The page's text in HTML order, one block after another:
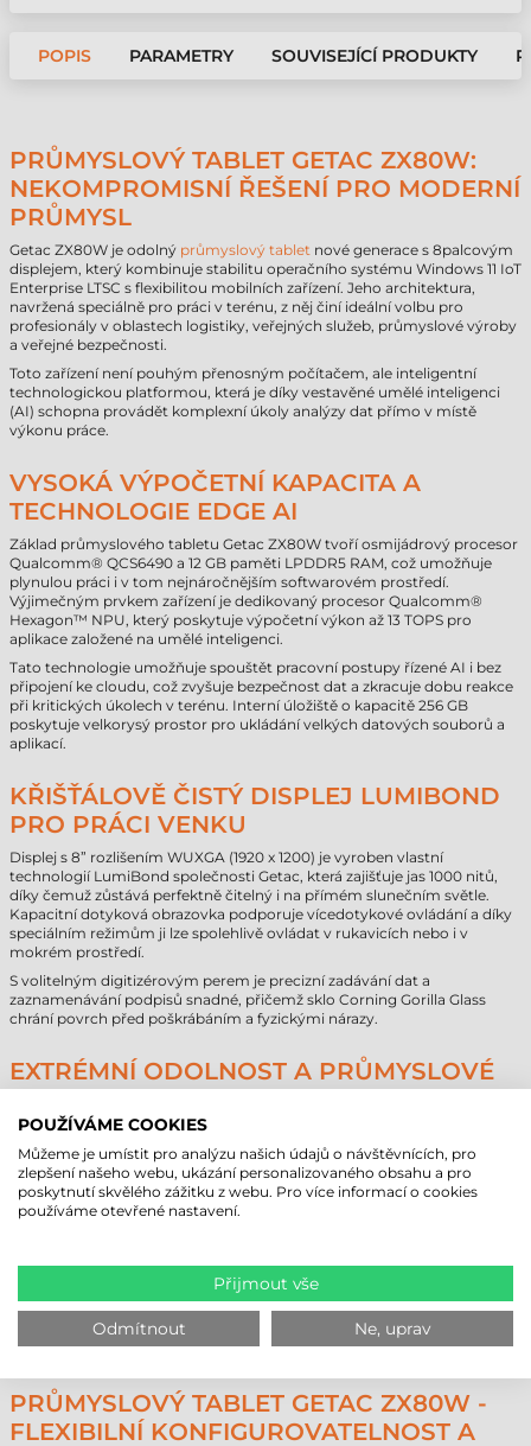
POPIS PARAMETRY SOUVISEJÍCÍ PRODUKTY
PRŮMYSLOVÝ TABLET GETAC ZX80W:
NEKOMPROMISNÍ ŘEŠENÍ PRO MODERNÍ
PRŮMYSL
Getac ZX80W je odolný průmyslový tablet nové generace s 8palcovým
displejem, který kombinuje stabilitu operačního systému Windows 11 IoT
Enterprise LTSC s flexibilitou mobilních zařízení. Jeho architektura,
navržená speciálně pro práci v terénu, z něj činí ideální volbu pro
profesionály v oblastech logistiky, veřejných služeb, průmyslové výroby
a veřejné bezpečnosti.
Toto zařízení není pouhým přenosným počítačem, ale inteligentní
technologickou platformou, která je díky vestavěné umělé inteligenci
(AI) schopna provádět komplexní úkoly analýzy dat přímo v místě
výkonu práce.
VYSOKÁ VÝPOČETNÍ KAPACITA A
TECHNOLOGIE EDGE AI
Základ průmyslového tabletu Getac ZX80W tvoří osmijádrový procesor
Qualcomm® QCS6490 a 12 GB paměti LPDDR5 RAM, což umožňuje
plynulou práci i v tom nejnáročnějším softwarovém prostředí.
Výjimečným prvkem zařízení je dedikovaný procesor Qualcomm®
Hexagon™ NPU, který poskytuje výpočetní výkon až 13 TOPS pro
aplikace založené na umělé inteligenci.
Tato technologie umožňuje spouštět pracovní postupy řízené AI i bez
připojení ke cloudu, což zvyšuje bezpečnost dat a zkracuje dobu reakce
při kritických úkolech v terénu. Interní úložiště o kapacitě 256 GB
poskytuje velkorysý prostor pro ukládání velkých datových souborů a
aplikací.
KŘIŠŤÁLOVĚ ČISTÝ DISPLEJ LUMIBOND
PRO PRÁCI VENKU
Displej s 8” rozlišením WUXGA (1920 x 1200) je vyroben vlastní
technologií LumiBond společnosti Getac, která zajišťuje jas 1000 nitů,
díky čemuž zůstává perfektně čitelný i na přímém slunečním světle.
Kapacitní dotyková obrazovka podporuje vícedotykové ovládání a díky
speciálním režimům ji lze spolehlivě ovládat v rukavicích nebo i v
mokrém prostředí.
S volitelným digitizérovým perem je precizní zadávání dat a
zaznamenávání podpisů snadné, přičemž sklo Corning Gorilla Glass
chrání povrch před poškrábáním a fyzickými nárazy.
EXTRÉMNÍ ODOLNOST A PRŮMYSLOVÉ
Při navrhování průmyslového tabletu Getac ZX80W se vycházelo z
nejextrémnějších podmínek: zařízení splňuje vojenský standard MIL-
STD-810H a certifikaci IP67, takže je plně chráněno proti vniknutí prachu
a vody. Zařízení odolá pádu z výšky 1,8 metru a spolehlivě funguje v
teplotním rozsahu od -29°C do +63°C.
vypínání zařízení. V oblasti datového připojení nabízí nejmodernější
řešení: Wi-Fi 6E a Bluetooth 5.2 jsou součástí standardní výbavy, avšak
modely lze podle potřeby objednat také s mobilním širokopásmovým
modemem 4G LTE nebo 5G Sub-6 a dedikovanou GPS L1/L5 pro přesné
určování polohy.
PRŮMYSLOVÝ TABLET GETAC ZX80W -
FLEXIBILNÍ KONFIGUROVATELNOST A
POUŽÍVÁME COOKIES
Můžeme je umístit pro analýzu našich údajů o návštěvnících, pro
zlepšení našeho webu, ukázání personalizovaného obsahu a pro
poskytnutí skvělého zážitku z webu. Pro více informací o cookies
používáme otevřené nastavení.
Přijmout vše
Odmítnout Ne, uprav